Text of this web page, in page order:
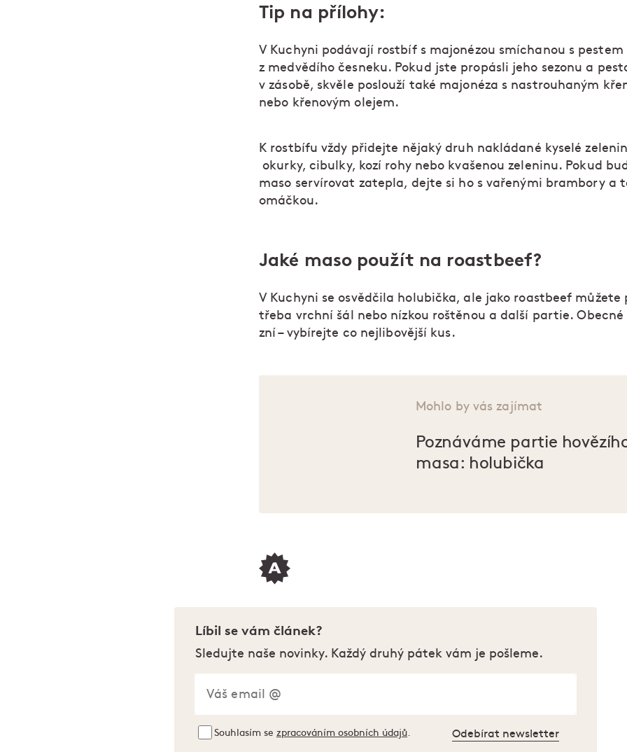
Tip na přílohy:
V Kuchyni podávají rostbíf s majonézou smíchanou s pestem
z medvědího česneku. Pokud jste propásli jeho sezonu a
v zásobě, skvěle poslouží také majonéza s nastrouhaným
nebo křenovým olejem.
K rostbífu vždy přidejte nějaký druh nakládané kyselé
okurky, cibulky, kozí rohy nebo kvašenou zeleninu. Pokud
maso servírovat zatepla, dejte si ho s vařenými brambory a
omáčkou.
Jaké maso použít na roastbeef?
V Kuchyni se osvědčila holubička, ale jako roastbeef můžete
třeba vrchní šál nebo nízkou roštěnou a další partie.
zní – vybírejte co nejlibovější kus.
Mohlo by vás zajímat
Poznáváme partie
masa: holubička
Líbil se vám článek?
Sledujte naše novinky. Každý druhý pátek vám je pošleme.
Odebírat newsletter
Souhlasím se zpracováním osobních údajů